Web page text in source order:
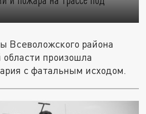
Всеволожского района
произошла
с фатальным исходом.